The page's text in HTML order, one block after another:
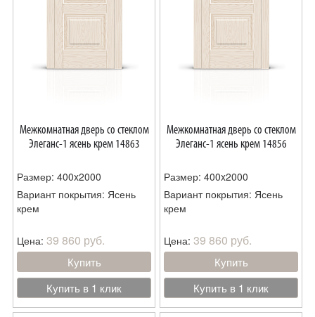
Межкомнатная дверь со стеклом
Элеганс-1 ясень крем 14863
Размер: 400x2000
Вариант покрытия: Ясень
крем
Цена: 39 860 руб.
Купить
Купить в 1 клик
Межкомнатная дверь со стеклом
Элеганс-1 ясень крем 14856
Размер: 400x2000
Вариант покрытия: Ясень
крем
Цена: 39 860 руб.
Купить
Купить в 1 клик